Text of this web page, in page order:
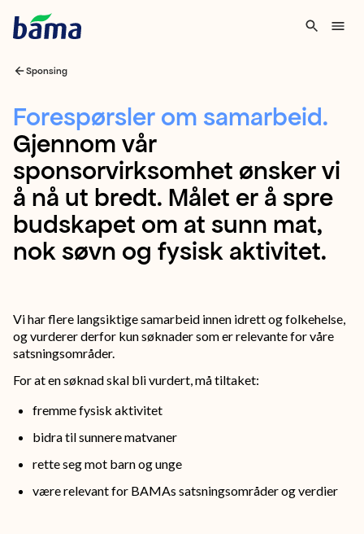
Sponsing
Forespørsler
om
samarbeid
Gjennom
vår
sponsorvirksomhet
vi
nå
ut
bredt.
Målet
er
Forespørsler om samarbeid.
Gjennom vår
sponsorvirksomhet ønsker vi
å nå ut bredt. Målet er å spre
budskapet om at sunn mat,
nok søvn og fysisk aktivitet.
Vi har flere langsiktige samarbeid innen idrett og folkehelse,
og vurderer derfor kun søknader som er relevante for våre
satsningsområder.
For at en søknad skal bli vurdert, må tiltaket:
fremme fysisk aktivitet
bidra til sunnere matvaner
rette seg mot barn og unge
være relevant for BAMAs satsningsområder og verdier